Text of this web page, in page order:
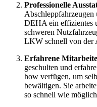
Professionelle
Abschleppfahrzeugen
DEHA ein effizientes
schweren
LKW schnell von der
Erfahrene
geschulten und
how verfügen, um
bewältigen. Sie
so schnell wie